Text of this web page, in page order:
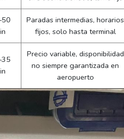
Paradas intermedias, horarios
fijos, solo hasta terminal
Precio variable, disponibilidad
no siempre garantizada en
aeropuerto